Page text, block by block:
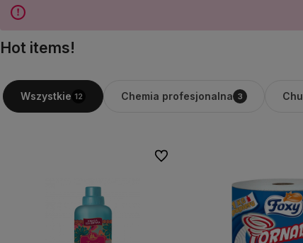
Hot items!
Wszystkie 12 Chemia profesjonalna 3
Do ulubionych